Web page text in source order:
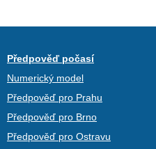
Předpověď počasí
Numerický model
Předpověď pro Prahu
Předpověď pro Brno
Předpověď pro Ostravu